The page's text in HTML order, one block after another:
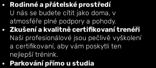
Rodinné a přátelské prostředí
U nás se budete cítit jako doma, v
atmosféře plné podpory a pohody.
Zkušení a kvalitně certifikovaní trenéři
Naši profesionálové jsou pečlivě vyškolení
a certifikovaní, aby vám poskytli ten
nejlepší trénink.
Parkování přímo u studia